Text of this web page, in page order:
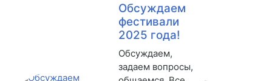
Обсуждаем
фестивали
2025 года!
Обсуждаем,
задаем вопросы,